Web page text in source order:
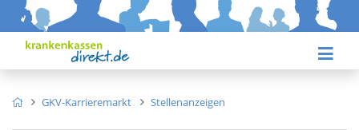
GKV-Karrieremarkt Stellenanzeigen